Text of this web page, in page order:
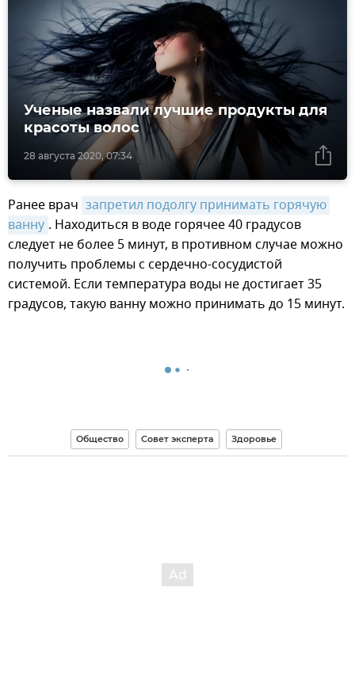
28 августа 2020, 07:34
Ученые назвали лучшие продукты для
красоты волос
Ранее врач запретил подолгу принимать горячую
ванну . Находиться в воде горячее 40 градусов
следует не более 5 минут, в противном случае можно
получить проблемы с сердечно-сосудистой
системой. Если температура воды не достигает 35
градусов, такую ванну можно принимать до 15 минут.
Общество Совет эксперта Здоровье